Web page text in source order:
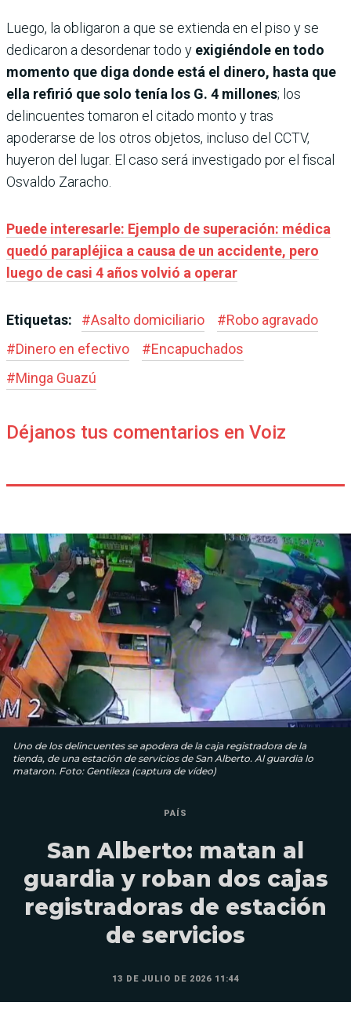
Luego, la obligaron a que se extienda en el piso y se
dedicaron a desordenar todo y exigiéndole en todo
momento que diga donde está el dinero, hasta que
ella refirió que solo tenía los G. 4 millones; los
delincuentes tomaron el citado monto y tras
apoderarse de los otros objetos, incluso del CCTV,
huyeron del lugar. El caso será investigado por el fiscal
Osvaldo Zaracho.
Puede interesarle: Ejemplo de superación: médica
quedó parapléjica a causa de un accidente, pero
luego de casi 4 años volvió a operar
Etiquetas: #Asalto domiciliario #Robo agravado
#Dinero en efectivo #Encapuchados
#Minga Guazú
Déjanos tus comentarios en Voiz
Uno de los delincuentes se apodera de la caja registradora de la
tienda, de una estación de servicios de San Alberto. Al guardia lo
mataron. Foto: Gentileza (captura de vídeo)
PAÍS
San Alberto: matan al
guardia y roban dos cajas
registradoras de estación
de servicios
13 DE JULIO DE 2026 11:44